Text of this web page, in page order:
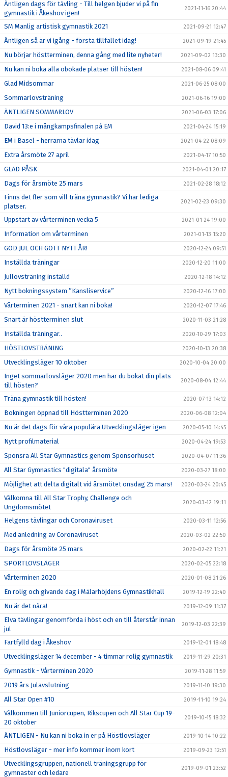
Äntligen dags för tävling - Till helgen bjuder vi på fin
gymnastik i Åkeshov igen!
2021-11-16 20:44
SM Manlig artistisk gymnastik 2021 2021-09-21 12:47
Äntligen så är vi igång - första tillfället idag! 2021-09-19 21:45
Nu börjar höstterminen, denna gång med lite nyheter! 2021-09-02 13:30
Nu kan ni boka alla obokade platser till hösten! 2021-08-06 09:41
Glad Midsommar 2021-06-25 08:00
Sommarlovsträning 2021-06-16 19:00
ÄNTLIGEN SOMMARLOV 2021-06-03 17:06
David 13:e i mångkampsfinalen på EM 2021-04-24 15:19
EM i Basel - herrarna tävlar idag 2021-04-22 08:09
Extra årsmöte 27 april 2021-04-17 10:50
GLAD PÅSK 2021-04-01 20:17
Dags för årsmöte 25 mars 2021-02-28 18:12
Finns det fler som vill träna gymnastik? Vi har lediga
platser.
2021-02-23 09:30
Uppstart av vårterminen vecka 5 2021-01-24 19:00
Information om vårterminen 2021-01-13 15:20
GOD JUL OCH GOTT NYTT ÅR! 2020-12-24 09:51
Inställda träningar 2020-12-20 11:00
Jullovsträning inställd 2020-12-18 14:12
Nytt bokningssystem ”Kansliservice” 2020-12-16 17:00
Vårterminen 2021 - snart kan ni boka! 2020-12-07 17:46
Snart är höstterminen slut 2020-11-03 21:28
Inställda träningar.. 2020-10-29 17:03
HÖSTLOVSTRÄNING 2020-10-13 20:38
Utvecklingsläger 10 oktober 2020-10-04 20:00
Inget sommarlovsläger 2020 men har du bokat din plats
till hösten?
2020-08-04 12:44
Träna gymnastik till hösten! 2020-07-13 14:12
Bokningen öppnad till Höstterminen 2020 2020-06-08 12:04
Nu är det dags för våra populära Utvecklingsläger igen 2020-05-10 14:45
Nytt profilmaterial 2020-04-24 19:53
Sponsra All Star Gymnastics genom Sponsorhuset 2020-04-07 11:36
All Star Gymnastics "digitala" årsmöte 2020-03-27 18:00
Möjlighet att delta digitalt vid årsmötet onsdag 25 mars! 2020-03-24 20:45
Välkomna till All Star Trophy, Challenge och
Ungdomsmötet
2020-03-12 19:11
Helgens tävlingar och Coronaviruset 2020-03-11 12:56
Med anledning av Coronaviruset 2020-03-02 22:50
Dags för årsmöte 25 mars 2020-02-22 11:21
SPORTLOVSLÄGER 2020-02-05 22:18
Vårterminen 2020 2020-01-08 21:26
En rolig och givande dag i Mälarhöjdens Gymnastikhall 2019-12-19 22:40
Nu är det nära! 2019-12-09 11:37
Elva tävlingar genomförda i höst och en till återstår innan
jul
2019-12-03 22:39
Fartfylld dag i Åkeshov 2019-12-01 18:48
Utvecklingsläger 14 december - 4 timmar rolig gymnastik 2019-11-29 20:31
Gymnastik - Vårterminen 2020 2019-11-28 11:59
2019 års Julavslutning 2019-11-10 19:30
All Star Open #10 2019-11-10 19:24
Välkommen till Juniorcupen, Rikscupen och All Star Cup 19-
20 oktober
2019-10-15 18:32
ÄNTLIGEN - Nu kan ni boka in er på Höstlovsläger 2019-10-14 10:22
Höstlovsläger - mer info kommer inom kort 2019-09-23 12:51
Utvecklingsgruppen, nationell träningsgrupp för
gymnaster och ledare
2019-09-01 23:52